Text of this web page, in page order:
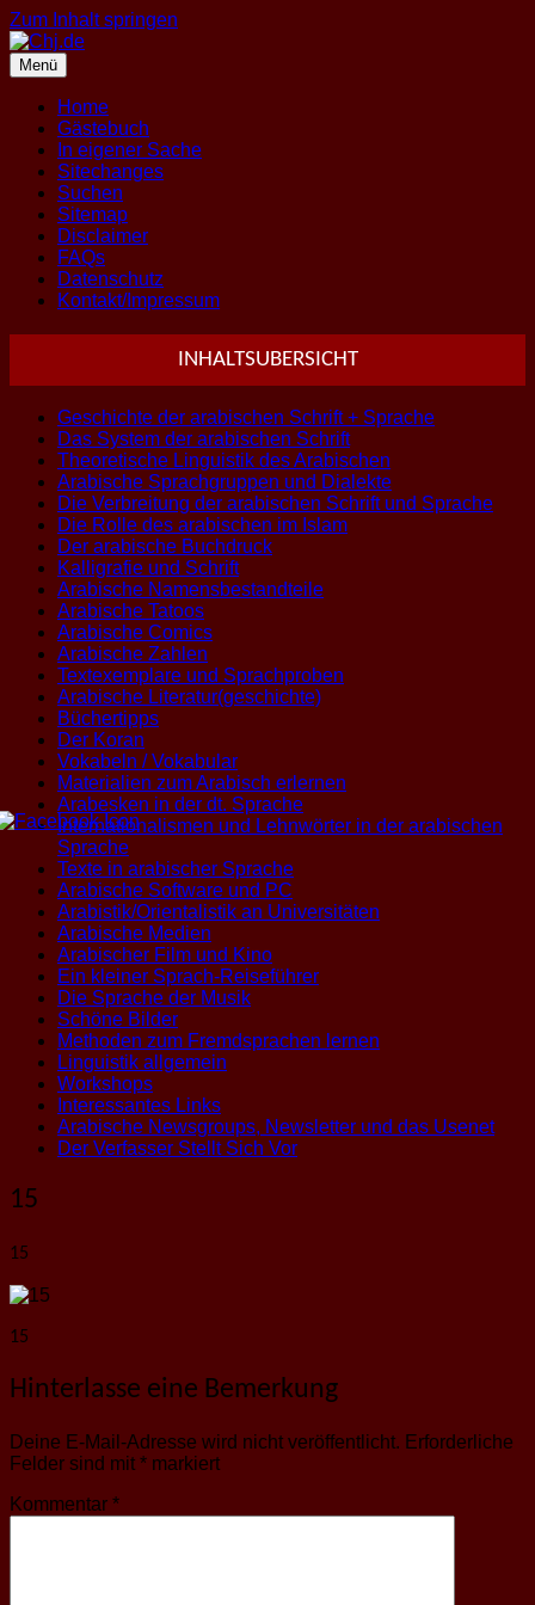
Zum Inhalt springen
Menü
Home
Gästebuch
In eigener Sache
Sitechanges
Suchen
Sitemap
Disclaimer
FAQs
Datenschutz
Kontakt/Impressum
INHALTSUBERSICHT
Geschichte der arabischen Schrift + Sprache
Das System der arabischen Schrift
Theoretische Linguistik des Arabischen
Arabische Sprachgruppen und Dialekte
Die Verbreitung der arabischen Schrift und Sprache
Die Rolle des arabischen im Islam
Der arabische Buchdruck
Kalligrafie und Schrift
Arabische Namensbestandteile
Arabische Tatoos
Arabische Comics
Arabische Zahlen
Textexemplare und Sprachproben
Arabische Literatur(geschichte)
Büchertipps
Der Koran
Vokabeln / Vokabular
Materialien zum Arabisch erlernen
Arabesken in der dt. Sprache
Internationalismen und Lehnwörter in der arabischen
Sprache
Texte in arabischer Sprache
Arabische Software und PC
Arabistik/Orientalistik an Universitäten
Arabische Medien
Arabischer Film und Kino
Ein kleiner Sprach-Reiseführer
Die Sprache der Musik
Schöne Bilder
Methoden zum Fremdsprachen lernen
Linguistik allgemein
Workshops
Interessantes Links
Arabische Newsgroups, Newsletter und das Usenet
Der Verfasser Stellt Sich Vor
15
15
15
Hinterlasse eine Bemerkung
Deine E-Mail-Adresse wird nicht veröffentlicht. Erforderliche
Felder sind mit * markiert
Kommentar *